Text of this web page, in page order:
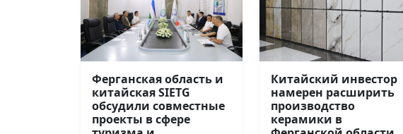
Ферганская область и
китайская SIETG
обсудили совместные
проекты в сфере
Китайский инвестор
намерен расширить
производство
керамики в